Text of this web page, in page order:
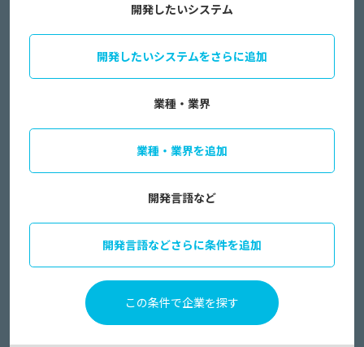
開発したいシステム
開発したいシステムをさらに追加
業種・業界
業種・業界を追加
開発言語など
開発言語などさらに条件を追加